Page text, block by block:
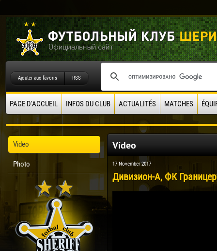
Ajouter aux favoris RSS
PAGE D'ACCUEIL INFOS DU CLUB ACTUALITÉS MATCHES
Video
Photo
Video
17 November 2017
Дивизион-А, ФК